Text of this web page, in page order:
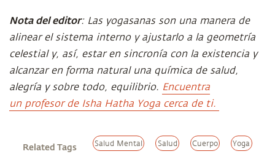
Nota del editor: Las yogasanas son una manera de
alinear el sistema interno y ajustarlo a la geometría
celestial y, así, estar en sincronía con la existencia y
alcanzar en forma natural una química de salud,
alegría y sobre todo, equilibrio. Encuentra
un profesor de Isha Hatha Yoga cerca de ti.
Related Tags Salud Mental Salud Cuerpo Yoga